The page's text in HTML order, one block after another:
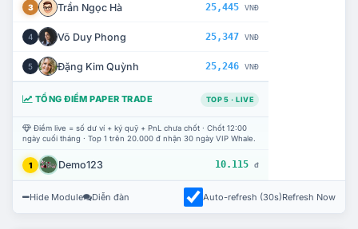
3 Trần Ngọc Hà 25,445 VNĐ
4 Võ Duy Phong 25,347 VNĐ
5 Đặng Kim Quỳnh 25,246 VNĐ
TỔNG ĐIỂM PAPER TRADE TOP 5 · LIVE
Điểm live = số dư ví + ký quỹ + PnL chưa chốt · Chốt 12:00
ngày cuối tháng · Top 1 trên 20.000 đ nhận 30 ngày VIP Whale.
1 Demo123 10.115 đ
Hide Module Diễn đàn Auto-refresh (30s)Refresh Now